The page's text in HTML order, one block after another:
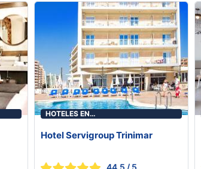
HOTELES EN
Hotel Servigroup Trinimar
44.5 / 5